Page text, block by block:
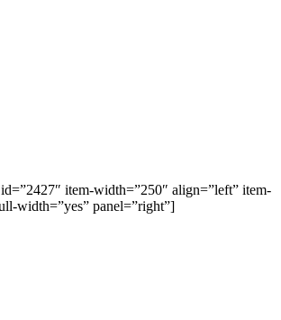
item-width=”250″ align=”left” item-
width=”yes” panel=”right”]